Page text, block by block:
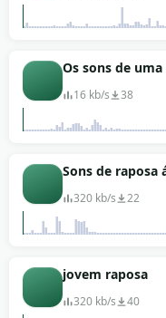
Os sons de
16 kb/s 38
Sons de raposa
320 kb/s 22
jovem raposa
320 kb/s 40